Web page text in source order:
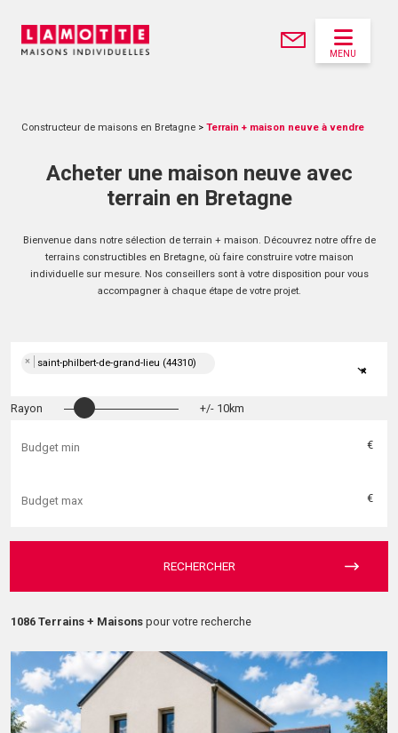
MENU
Constructeur de maisons en Bretagne > Terrain + maison neuve à vendre
Acheter une maison neuve avec
terrain en Bretagne
Bienvenue dans notre sélection de terrain + maison. Découvrez notre offre de
terrains constructibles en Bretagne, où faire construire votre maison
individuelle sur mesure. Nos conseillers sont à votre disposition pour vous
accompagner à chaque étape de votre projet.
×
× saint-philbert-de-grand-lieu (44310)
Rayon +/- 10km
€
€
RECHERCHER
1086 Terrains + Maisons pour votre recherche